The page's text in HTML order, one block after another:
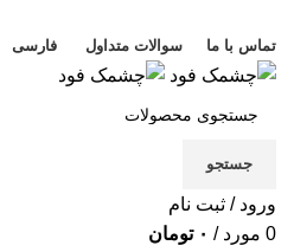
تماس با ما سوالات متداول فارسی
جستجو
ورود / ثبت نام
0 مورد / ۰ تومان